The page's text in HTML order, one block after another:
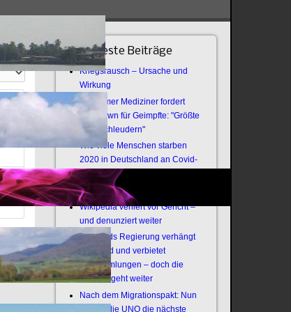
#
Neueste Beiträge
Kriegsrausch – Ursache und
Wirkung
Bochumer Mediziner fordert
Lockdown für Geimpfte: "Größte
Virenschleudern"
Wie viele Menschen starben
2020 in Deutschland an Covid-
19?
Offener Brief an die Armee
Wikipedia verliert vor Gericht –
und denunziert weiter
Thailands Regierung verhängt
Notstand und verbietet
Versammlungen – doch die
Revolte geht weiter
Nach dem Migrationspakt: Nun
zündet die UNO die nächste